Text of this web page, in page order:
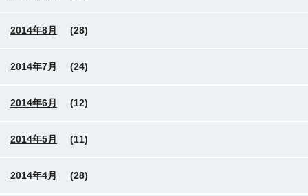
2014年8月 (28)
2014年7月 (24)
2014年6月 (12)
2014年5月 (11)
2014年4月 (28)